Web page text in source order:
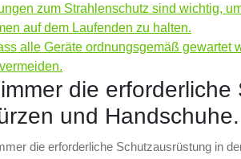
zum Strahlenschutz sind wichtig,
auf dem Laufenden zu halten.
alle Geräte ordnungsgemäß gewartet
die erforderliche
und Handschuhe.
die erforderliche Schutzausrüstung in